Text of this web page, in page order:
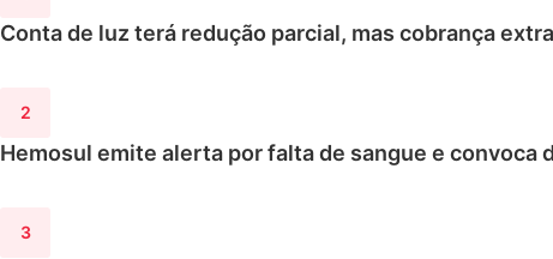
Conta de luz terá redução parcial, mas cobrança
Hemosul emite alerta por falta de sangue e convoca